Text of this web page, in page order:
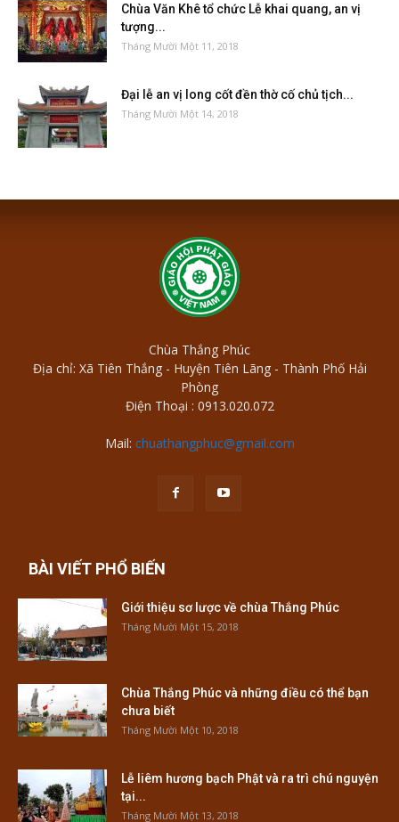
Chùa Văn Khê tổ chức Lễ khai quang, an vị
tượng...
Tháng Mười Một 11, 2018
Đại lễ an vị long cốt đền thờ cố chủ tịch...
Tháng Mười Một 14, 2018
Chùa Thắng Phúc
Địa chỉ: Xã Tiên Thắng - Huyện Tiên Lãng - Thành Phố Hải
Phòng
Điện Thoại : 0913.020.072
Mail: chuathangphuc@gmail.com
BÀI VIẾT PHỔ BIẾN
Giới thiệu sơ lược về chùa Thắng Phúc
Tháng Mười Một 15, 2018
Chùa Thắng Phúc và những điều có thể bạn
chưa biết
Tháng Mười Một 10, 2018
Lễ liêm hương bạch Phật và ra trì chú nguyện
tại...
Tháng Mười Một 13, 2018